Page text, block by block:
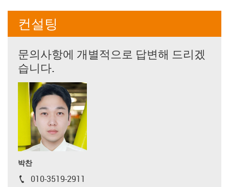
컨설팅
문의사항에 개별적으로 답변해 드리겠
습니다.
박찬
igus-icon-phone
010-3519-2911